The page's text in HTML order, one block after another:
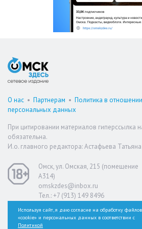
О нас • Партнерам • Политика в
персональных данных
При цитировании материалов гиперссылка
обязательна.
И.о. главного редактора: Астафьева
Омск, ул. Омская, 215 (помещение
А314)
omskzdes@inbox.ru
Тел.: +7 (913) 149 8496
Версия для слабовидящих
Используя сайт, я даю согласие на обработку файлов
«cookie» и персональных данных в соответствии с
Политикой